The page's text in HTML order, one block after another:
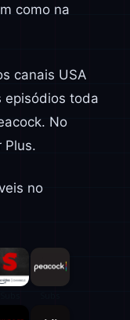
como na
canais USA
episódios toda
No
Plus.
no